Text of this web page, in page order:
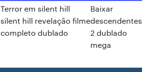
Terror em silent hill
silent hill revelação filme
completo dublado
Baixar
descendentes
2 dublado
mega